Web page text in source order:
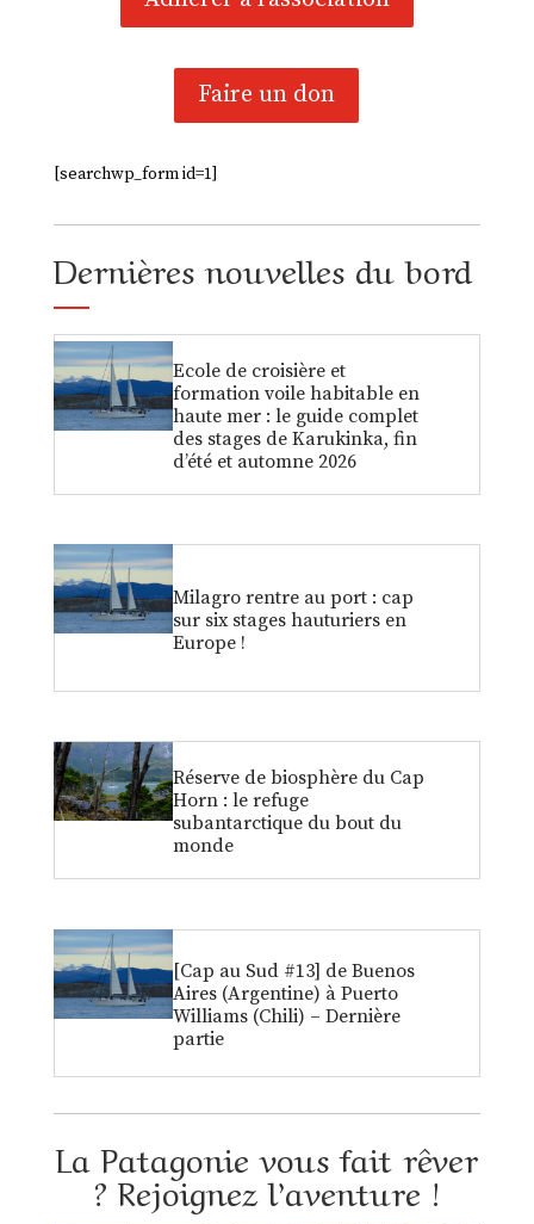
Faire un don
[searchwp_form id=1]
Dernières nouvelles du bord
Ecole de croisière et
formation voile habitable en
haute mer : le guide complet
des stages de Karukinka, fin
d’été et automne 2026
Milagro rentre au port : cap
sur six stages hauturiers en
Europe !
Réserve de biosphère du Cap
Horn : le refuge
subantarctique du bout du
monde
[Cap au Sud #13] de Buenos
Aires (Argentine) à Puerto
Williams (Chili) – Dernière
partie
La Patagonie vous fait rêver
? Rejoignez l’aventure !